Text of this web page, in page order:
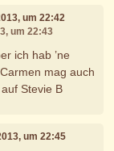
um 22:42
um 22:43
ich hab ’ne
mag auch
Stevie B
um 22:45